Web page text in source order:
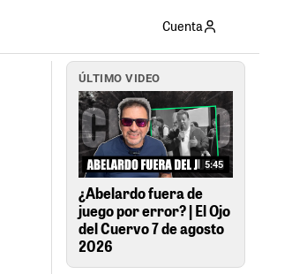
Cuenta
ÚLTIMO VIDEO
5:45
¿Abelardo fuera de
juego por error? | El Ojo
del Cuervo 7 de agosto
2026